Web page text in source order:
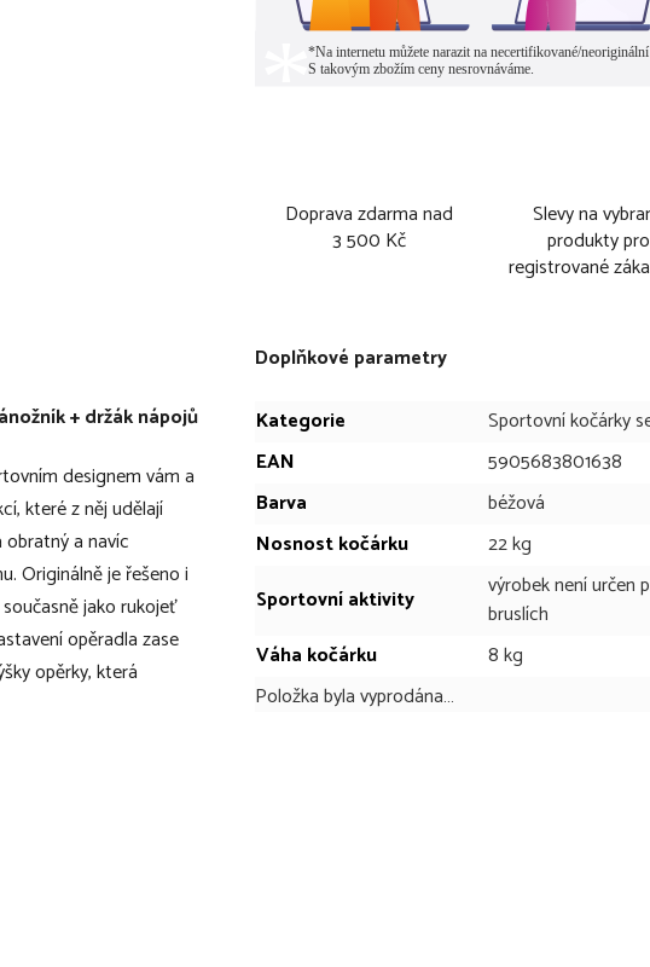
Doprava zdarma nad
3 500 Kč
Slevy na
produkty pro
registrované
+ držák nápojů
designem vám a
které z něj udělají
obratný a navíc
Originálně je řešeno i
jako rukojeť
opěradla zase
opěrky, která
Doplňkové parametry
Kategorie
Sportovní kočárky
EAN
5905683801638
Barva
béžová
Nosnost kočárku
22 kg
Sportovní aktivity
výrobek není určen
bruslích
Váha kočárku
8 kg
Položka byla vyprodána…